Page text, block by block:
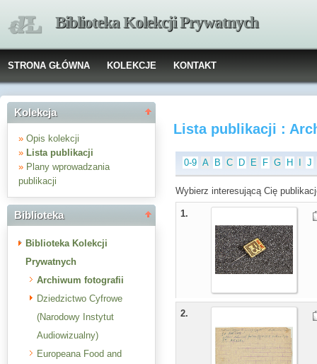
Biblioteka Kolekcji Prywatnych
STRONA GŁÓWNA KOLEKCJE KONTAKT
Kolekcja
» Opis kolekcji
» Lista publikacji
» Plany wprowadzania
publikacji
Biblioteka
Biblioteka Kolekcji
Prywatnych
Archiwum fotografii
Dziedzictwo Cyfrowe
(Narodowy Instytut
Audiowizualny)
Europeana Food and
Lista publikacji :
0-9 A B C D E F G H J
Wybierz interesującą Cię
1.
2.